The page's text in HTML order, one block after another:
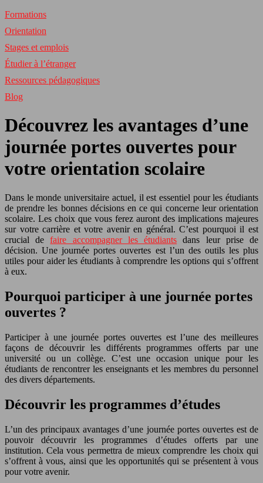
Formations
Orientation
Stages et emplois
Étudier à l’étranger
Ressources pédagogiques
Blog
Découvrez les avantages d’une
journée portes ouvertes pour
votre orientation scolaire
Dans le monde universitaire actuel, il est essentiel pour les étudiants
de prendre les bonnes décisions en ce qui concerne leur orientation
scolaire. Les choix que vous ferez auront des implications majeures
sur votre carrière et votre avenir en général. C’est pourquoi il est
crucial defaire accompagner les étudiants dans leur prise de
décision. Une journée portes ouvertes est l’un des outils les plus
utiles pour aider les étudiants à comprendre les options qui s’offrent
à eux.
Pourquoi participer à une journée portes
ouvertes ?
Participer à une journée portes ouvertes est l’une des meilleures
façons de découvrir les différents programmes offerts par une
université ou un collège. C’est une occasion unique pour les
étudiants de rencontrer les enseignants et les membres du personnel
des divers départements.
Découvrir les programmes d’études
L’un des principaux avantages d’une journée portes ouvertes est de
pouvoir découvrir les programmes d’études offerts par une
institution. Cela vous permettra de mieux comprendre les choix qui
s’offrent à vous, ainsi que les opportunités qui se présentent à vous
pour votre avenir.